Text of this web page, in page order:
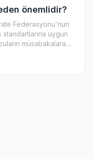
önemlidir?
Federasyonu'nun
uygun
müsabakalara